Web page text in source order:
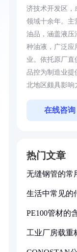
济技术开发区，
领域十余年。主
油品，涵盖液压
种油液，广泛应
业。依托原厂直
品控为制造业提
北地区颇具影响
在线咨询
热门文章
无缝钢管的常
生活中常见的
PE100管材的
工业厂房载重